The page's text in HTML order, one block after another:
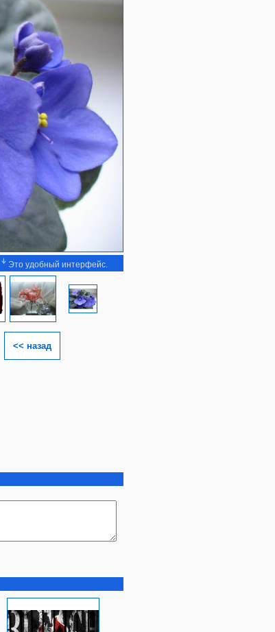
Это удобный интерфейс.
<< назад